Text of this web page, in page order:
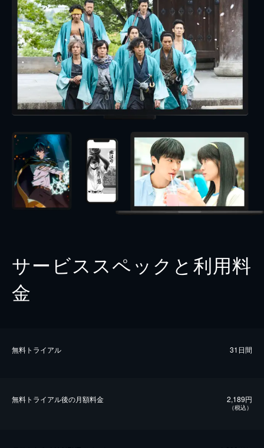
サービススペックと利用料
金
無料トライアル 31日間
無料トライアル後の⽉額料金 2,189円
（税込）